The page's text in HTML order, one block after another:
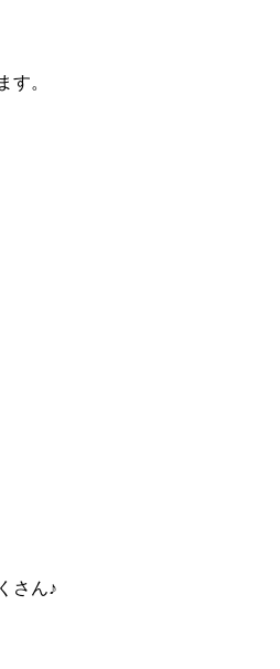
す。
さん♪